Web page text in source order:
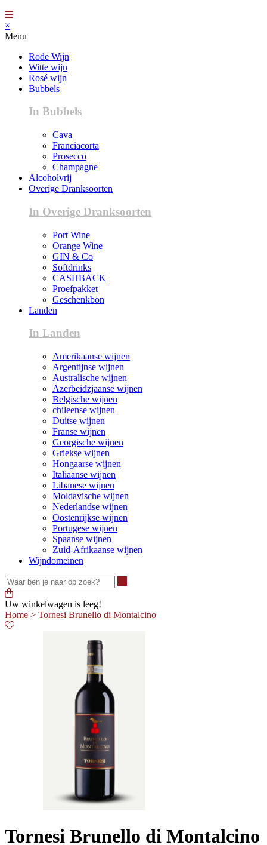
×
Menu
Rode Wijn
Witte wijn
Rosé wijn
Bubbels
In Bubbels
Cava
Franciacorta
Prosecco
Champagne
Alcoholvrij
Overige Dranksoorten
In Overige Dranksoorten
Port Wine
Orange Wine
GIN & Co
Softdrinks
CASHBACK
Proefpakket
Geschenkbon
Landen
In Landen
Amerikaanse wijnen
Argentijnse wijnen
Australische wijnen
Azerbeidzjaanse wijnen
Belgische wijnen
chileense wijnen
Duitse wijnen
Franse wijnen
Georgische wijnen
Griekse wijnen
Hongaarse wijnen
Italiaanse wijnen
Libanese wijnen
Moldavische wijnen
Nederlandse wijnen
Oostenrijkse wijnen
Portugese wijnen
Spaanse wijnen
Zuid-Afrikaanse wijnen
Wijndomeinen
Uw winkelwagen is leeg!
Home > Tornesi Brunello di Montalcino
Tornesi Brunello di Montalcino